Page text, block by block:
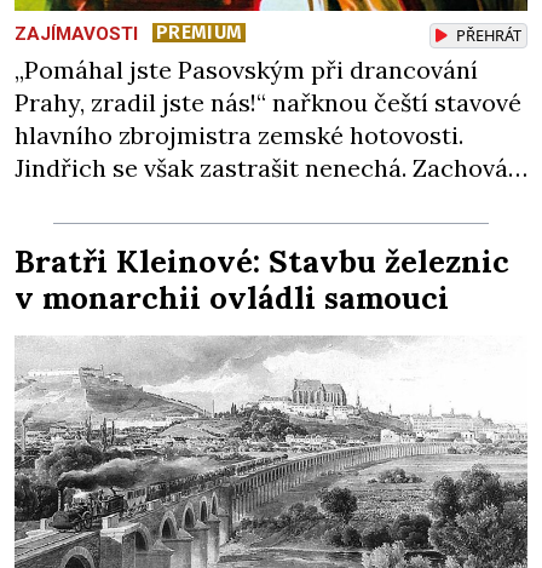
ZAJÍMAVOSTI PREMIUM PŘEHRÁT
„Pomáhal jste Pasovským při drancování
Prahy, zradil jste nás!“ nařknou čeští stavové
hlavního zbrojmistra zemské hotovosti.
Jindřich se však zastrašit nenechá. Zachová
cejchu zrádce se už nezbaví… Tři roky
stačily! Škola pro něj není. Jindřich Michal
Hýzrle z Chodů (1575–1665) se v ní nudí. 10letý
chlapec chce procestovat […]
Bratři Kleinové: Stavbu železnic
v monarchii ovládli samouci